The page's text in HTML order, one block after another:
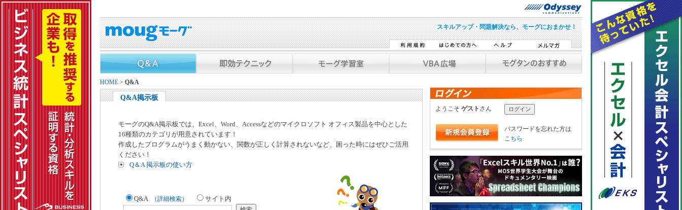
スキルアップ・問題解決なら、モーグにおまかせ！
HOME > Q&A
Q&A掲示板
モーグのQ&A掲示板では、Excel、Word、Accessなどのマイクロソフト オフィス製品を中心とした
16種類のカテゴリが用意されています！
作成したプログラムがうまく動かない、関数が正しく計算されないなど、困った時にはぜひご活用
ください！
Q＆A 掲示板の使い方
Q&A （詳細検索） サイト内
ようこそ ゲスト さん
パスワードを忘れた方は
こちら